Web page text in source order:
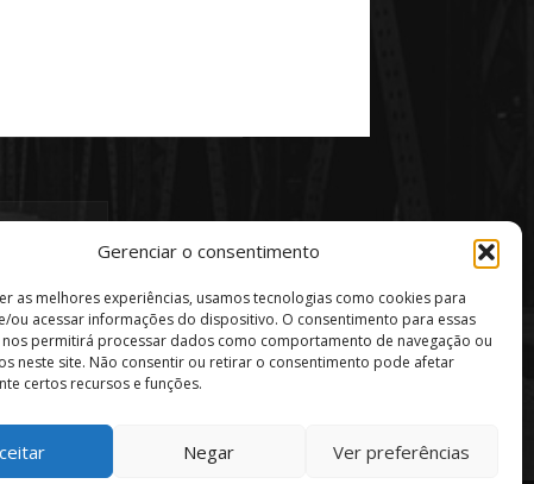
Gerenciar o consentimento
as melhores experiências, usamos tecnologias como cookies para
ou acessar informações do dispositivo. O consentimento para essas
permitirá processar dados como comportamento de navegação ou
neste site. Não consentir ou retirar o consentimento pode afetar
certos recursos e funções.
Negar Ver preferências